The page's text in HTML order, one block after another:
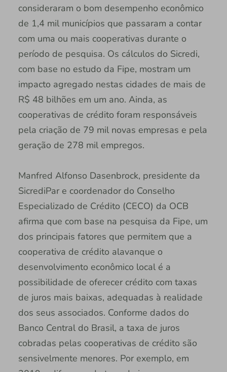
consideraram o bom desempenho econômico
de 1,4 mil municípios que passaram a contar
com uma ou mais cooperativas durante o
período de pesquisa. Os cálculos do Sicredi,
com base no estudo da Fipe, mostram um
impacto agregado nestas cidades de mais de
R$ 48 bilhões em um ano. Ainda, as
cooperativas de crédito foram responsáveis
pela criação de 79 mil novas empresas e pela
geração de 278 mil empregos.
Manfred Alfonso Dasenbrock, presidente da
SicrediPar e coordenador do Conselho
Especializado de Crédito (CECO) da OCB
afirma que com base na pesquisa da Fipe, um
dos principais fatores que permitem que a
cooperativa de crédito alavanque o
desenvolvimento econômico local é a
possibilidade de oferecer crédito com taxas
de juros mais baixas, adequadas à realidade
dos seus associados. Conforme dados do
Banco Central do Brasil, a taxa de juros
cobradas pelas cooperativas de crédito são
sensivelmente menores. Por exemplo, em